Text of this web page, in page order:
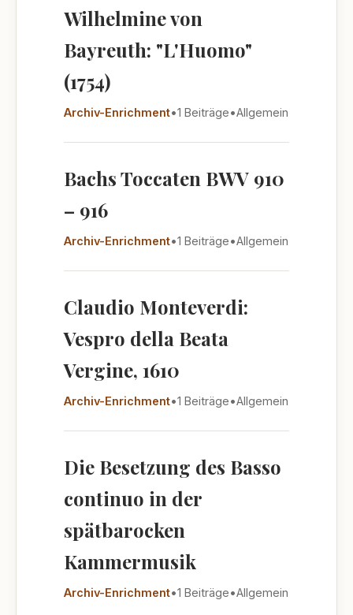
Wilhelmine von
Bayreuth: "L'Huomo"
(1754)
Archiv-Enrichment•1 Beiträge•Allgemein
Bachs Toccaten BWV 910
– 916
Archiv-Enrichment•1 Beiträge•Allgemein
Claudio Monteverdi:
Vespro della Beata
Vergine, 1610
Archiv-Enrichment•1 Beiträge•Allgemein
Die Besetzung des Basso
continuo in der
spätbarocken
Kammermusik
Archiv-Enrichment•1 Beiträge•Allgemein